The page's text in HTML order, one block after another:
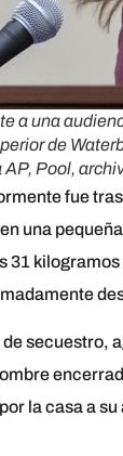
a una
de
Pool,
fue
una
31
secuestro,
la casa a